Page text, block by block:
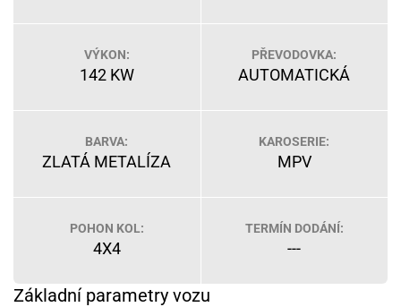
VÝKON:
142 KW
PŘEVODOVKA:
AUTOMATICKÁ
BARVA:
ZLATÁ METALÍZA
KAROSERIE:
MPV
POHON KOL:
4X4
TERMÍN DODÁNÍ:
---
Základní parametry vozu